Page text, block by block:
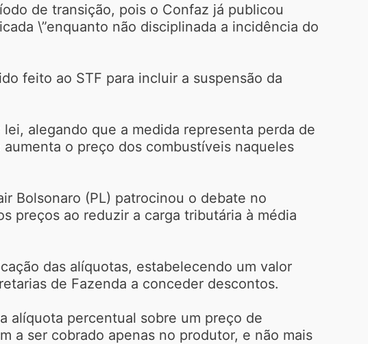
de transição, pois o Confaz já publicou
\”enquanto não disciplinada a incidência do
feito ao STF para incluir a suspensão da
alegando que a medida representa perda de
o preço dos combustíveis naqueles
Bolsonaro (PL) patrocinou o debate no
preços ao reduzir a carga tributária à média
das alíquotas, estabelecendo um valor
de Fazenda a conceder descontos.
alíquota percentual sobre um preço de
a ser cobrado apenas no produtor, e não mais